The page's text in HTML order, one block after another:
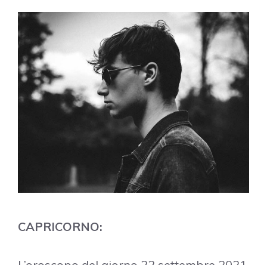
CAPRICORNO: